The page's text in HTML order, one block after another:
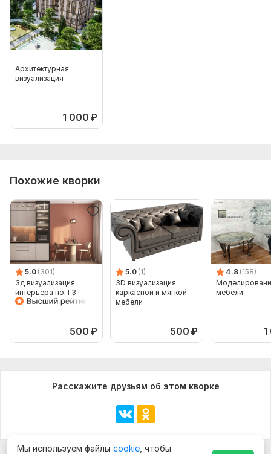
Архитектурная
визуализация
1 000 ₽
Похожие кворки
5.0 (301)
3д визуализация
интерьера по ТЗ
500 ₽
5.0 (1)
3D визуализация
каркасной и мягкой
мебели
500 ₽
4.8 (158)
мебели
Расскажите друзьям об этом кворке
Мы используем файлы cookie , чтобы